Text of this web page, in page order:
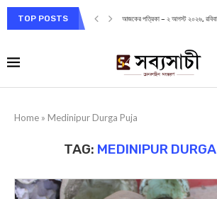
TOP POSTS আজকের পত্রিকা – ২ আগস্ট ২০২৬,
Home » Medinipur Durga Puja
TAG: MEDINIPUR